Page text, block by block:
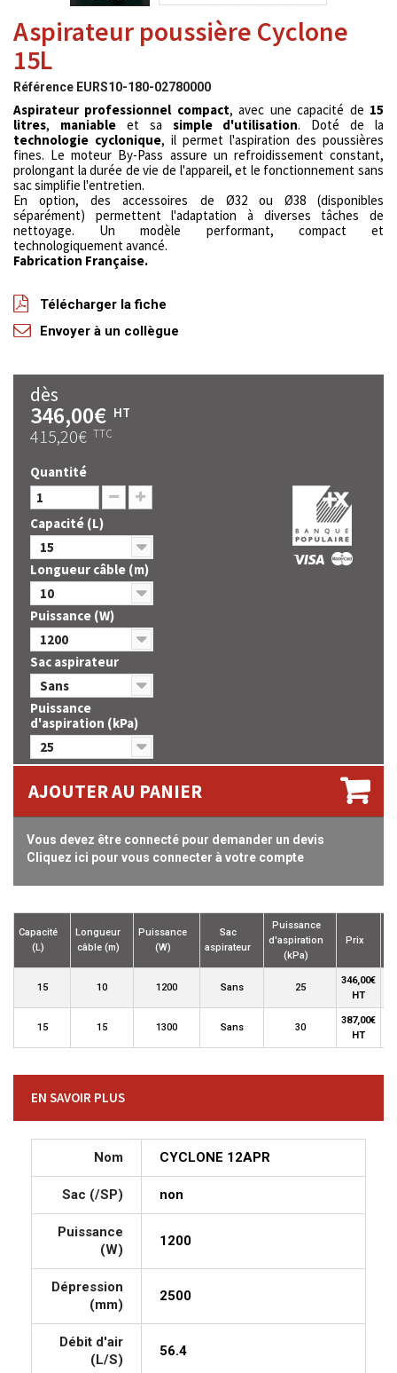
Aspirateur poussière Cyclone
15L
Référence EURS10-180-02780000
Aspirateur professionnel compact, avec une capacité de 15
litres, maniableet sa simple d'utilisation. Doté de la
technologie cyclonique, il permet l'aspiration des poussières
fines. Le moteur By-Pass assure un refroidissement constant,
prolongant la durée de vie de l'appareil, et le fonctionnement sans
sac simplifie l'entretien.
En option, des accessoires de Ø32 ou Ø38 (disponibles
séparément) permettent l'adaptation à diverses tâches de
nettoyage. Un modèle performant, compact et
technologiquement avancé.
Fabrication Française.
Télécharger la fiche
Envoyer à un collègue
dès
346,00€ HT
415,20€ TTC
Quantité
Capacité (L)
15
Longueur câble (m)
10
Puissance (W)
1200
Sac aspirateur
Sans
Puissance
d'aspiration (kPa)
25
AJOUTER AU PANIER
Vous devez être connecté pour demander un devis
Cliquez ici pour vous connecter à votre compte
Capacité
(L)
Longueur
câble (m)
Puissance
(W)
Sac
aspirateur
Puissance
d'aspiration
(kPa)
Prix
15 10 1200 Sans 25
346,00€
HT
15 15 1300 Sans 30
387,00€
HT
EN SAVOIR PLUS
Nom CYCLONE 12APR
Sac (/SP) non
Puissance
(W)
1200
Dépression
(mm)
2500
Débit d'air
(L/S)
56.4